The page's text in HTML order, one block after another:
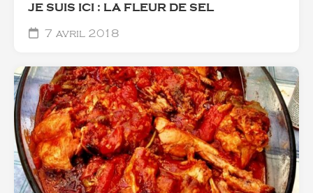
JE SUIS ICI : LA FLEUR DE SEL
7 avril 2018